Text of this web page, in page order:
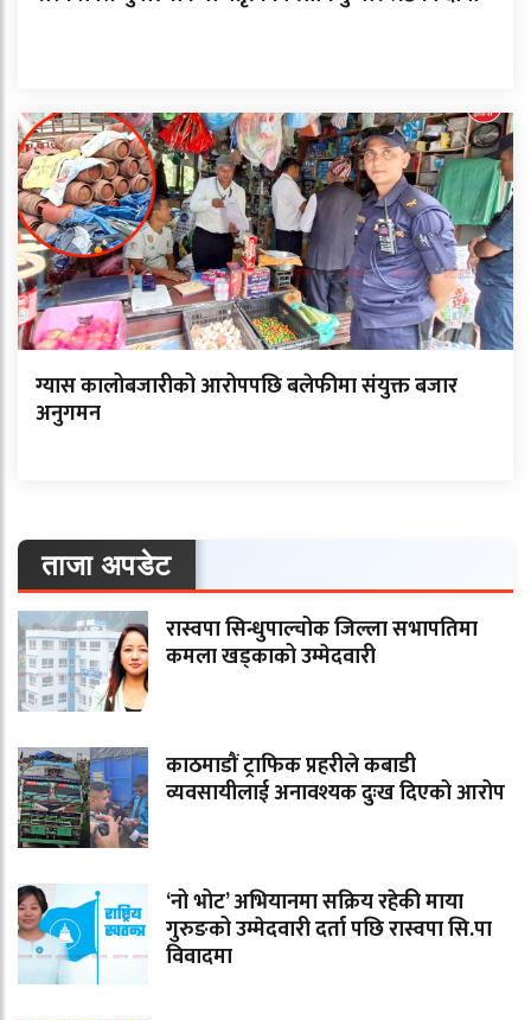
ग्यास कालोबजारीको आरोपपछि बलेफीमा संयुक्त बजार
अनुगमन
ताजा अपडेट
रास्वपा सिन्धुपाल्चोक जिल्ला सभापतिमा
कमला खड्काको उम्मेदवारी
काठमाडौं ट्राफिक प्रहरीले कबाडी
व्यवसायीलाई अनावश्यक दुःख दिएको आरोप
‘नो भोट’ अभियानमा सक्रिय रहेकी माया
गुरुङको उम्मेदवारी दर्ता पछि रास्वपा सि.पा
विवादमा